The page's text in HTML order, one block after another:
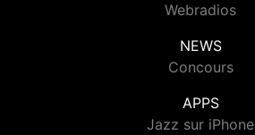
Webradios
NEWS
Concours
APPS
Jazz sur iPhone